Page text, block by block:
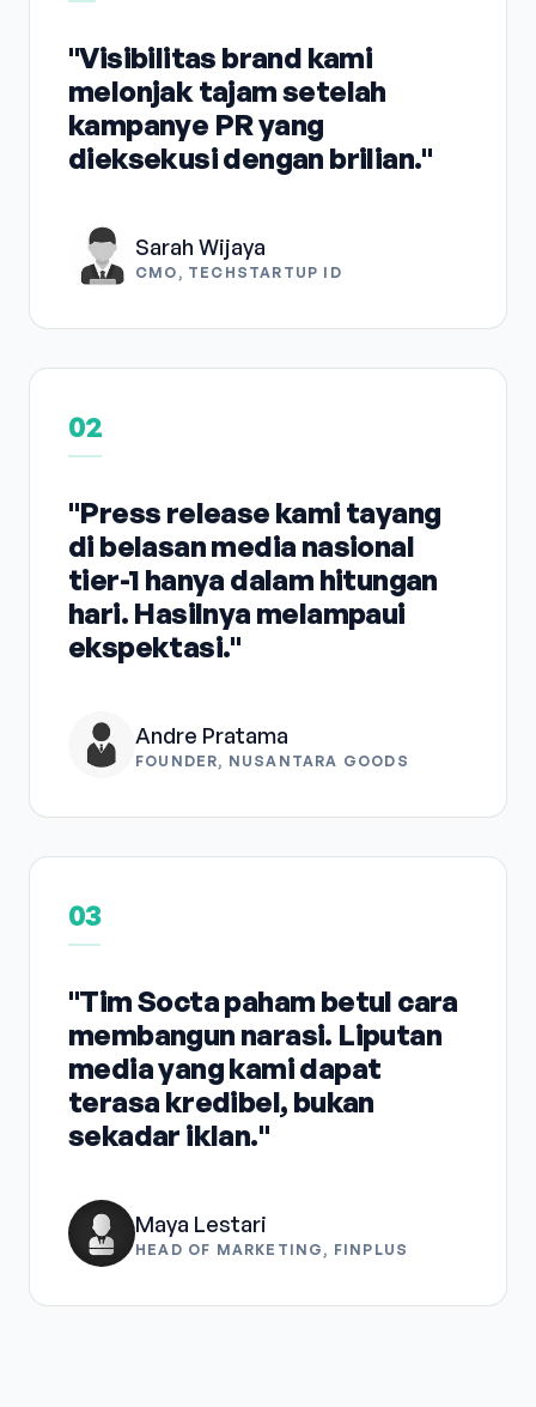
"Visibilitas brand kami
melonjak tajam setelah
kampanye PR yang
dieksekusi dengan brilian."
Sarah Wijaya
CMO, TECHSTARTUP ID
02
"Press release kami tayang
di belasan media nasional
tier-1 hanya dalam hitungan
hari. Hasilnya melampaui
ekspektasi."
Andre Pratama
FOUNDER, NUSANTARA GOODS
03
"Tim Socta paham betul cara
membangun narasi. Liputan
media yang kami dapat
terasa kredibel, bukan
sekadar iklan."
Maya Lestari
HEAD OF MARKETING, FINPLUS